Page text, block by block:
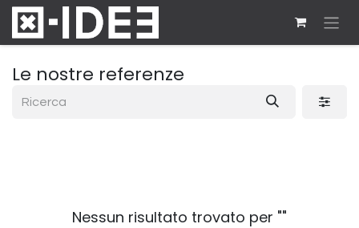
Passa al contenuto
Le nostre referenze
Nessun risultato trovato per ""